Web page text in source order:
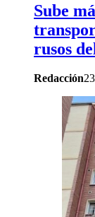
Sube
rusos
Redacción